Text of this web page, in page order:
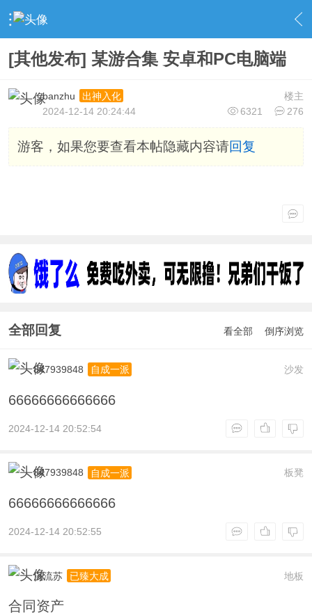
› 社区广场 › 游戏合集 › 内容
[其他发布] 某游合集 安卓和PC电脑端
楼主
banzhu
出神入化
6321
276
2024-12-14 20:24:44
游客，如果您要查看本帖隐藏内容请回复
全部回复 看全部 倒序浏览
沙发
847939848 自成一派
66666666666666
2024-12-14 20:52:54
板凳
847939848 自成一派
66666666666666
2024-12-14 20:52:55
地板
沉流苏 已臻大成
合同资产